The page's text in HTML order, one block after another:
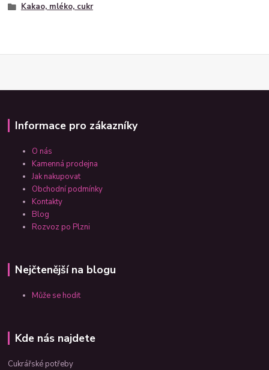
Kakao, mléko, cukr
Informace pro zákazníky
O nás
Kamenná prodejna
Jak nakupovat
Obchodní podmínky
Kontakty
Blog
Rozvoz po Plzni
Nejčtenější na blogu
Může se hodit
Kde nás najdete
Cukrářské potřeby